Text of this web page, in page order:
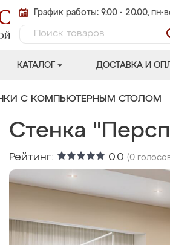
График работы: 9.00 - 20.00, пн-
КАТАЛОГ ДОСТАВКА И
С КОМПЬЮТЕРНЫМ СТОЛОМ
Стенка
Рейтинг: 0.0 (0